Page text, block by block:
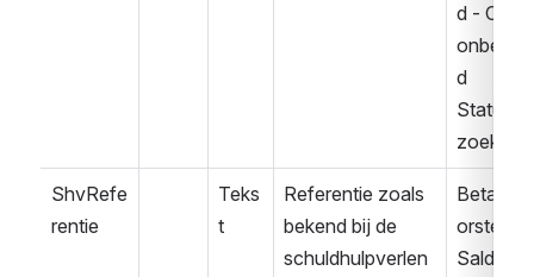
d - Client
onbeken
d
zoek
ShvRefe
rentie
Teks
t
Referentie zoals
bekend bij de
schuldhulpverlen
Betaalvo
orstel
Saldover